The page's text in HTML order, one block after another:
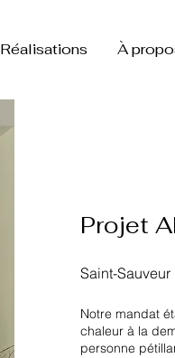
Réalisations À
Projet
Saint-Sauveur
Notre mandat
chaleur à la
personne